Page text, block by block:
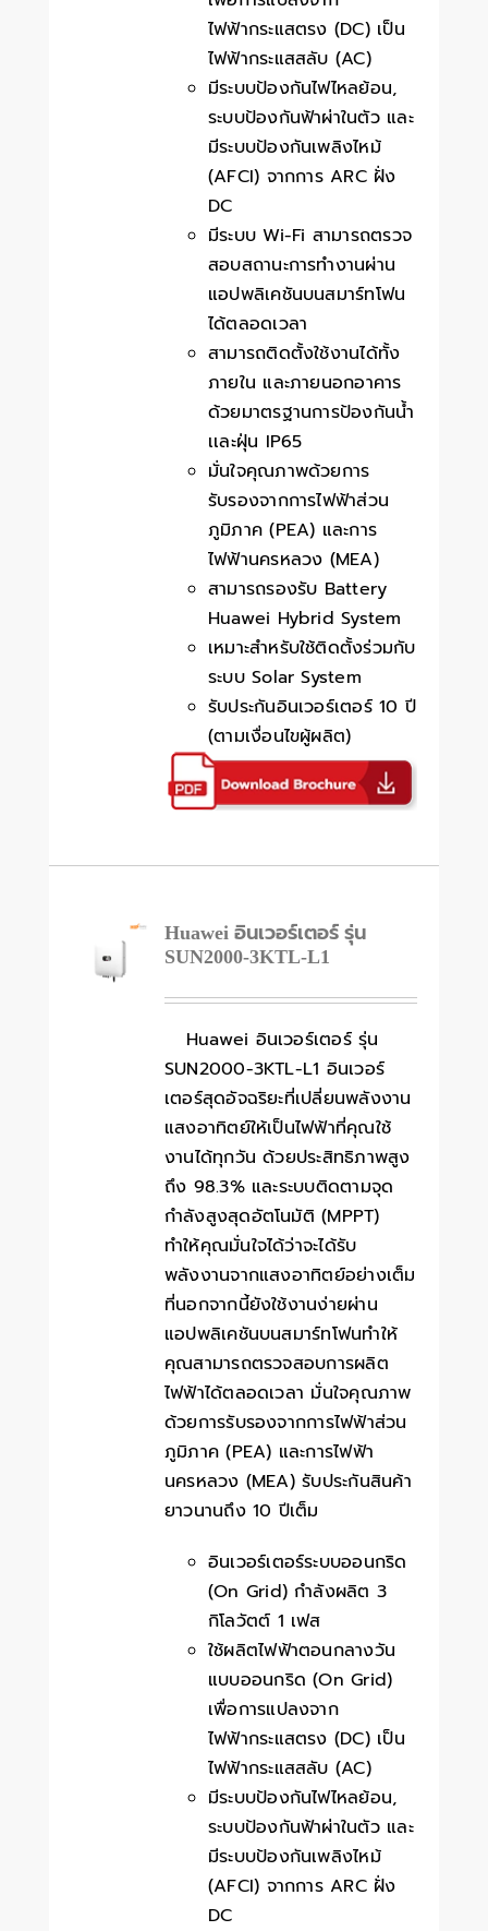
ไฟฟ้ากระแสตรง (DC) เป็น
ไฟฟ้ากระแสสลับ (AC)
มีระบบป้องกันไฟไหลย้อน,
ระบบป้องกันฟ้าผ่าในตัว และ
มีระบบป้องกันเพลิงไหม้
(AFCI) จากการ ARC ฝั่ง
DC
มีระบบ Wi-Fi สามารถตรวจ
สอบสถานะการทำงานผ่าน
แอปพลิเคชันบนสมาร์ทโฟน
ได้ตลอดเวลา
สามารถติดตั้งใช้งานได้ทั้ง
ภายใน และภายนอกอาคาร
ด้วยมาตรฐานการป้องกันน้ำ
เเละฝุ่น IP65
มั่นใจคุณภาพด้วยการ
รับรองจากการไฟฟ้าส่วน
ภูมิภาค (PEA) และการ
ไฟฟ้านครหลวง (MEA)
สามารถรองรับ Battery
Huawei Hybrid System
เหมาะสำหรับใช้ติดตั้งร่วมกับ
ระบบ Solar System
รับประกันอินเวอร์เตอร์ 10 ปี
(ตามเงื่อนไขผู้ผลิต)
Huawei อินเวอร์เตอร์ รุ่น
SUN2000-3KTL-L1
Huawei อินเวอร์เตอร์ รุ่น
SUN2000-3KTL-L1 อินเวอร์
เตอร์สุดอัจฉริยะที่เปลี่ยนพลังงาน
แสงอาทิตย์ให้เป็นไฟฟ้าที่คุณใช้
งานได้ทุกวัน ด้วยประสิทธิภาพสูง
ถึง 98.3% และระบบติดตามจุด
กำลังสูงสุดอัตโนมัติ (MPPT)
ทำให้คุณมั่นใจได้ว่าจะได้รับ
พลังงานจากแสงอาทิตย์อย่างเต็ม
ที่นอกจากนี้ยังใช้งานง่ายผ่าน
แอปพลิเคชันบนสมาร์ทโฟนทำให้
คุณสามารถตรวจสอบการผลิต
ไฟฟ้าได้ตลอดเวลา มั่นใจคุณภาพ
ด้วยการรับรองจากการไฟฟ้าส่วน
ภูมิภาค (PEA) และการไฟฟ้า
นครหลวง (MEA) รับประกันสินค้า
ยาวนานถึง 10 ปีเต็ม
อินเวอร์เตอร์ระบบออนกริด
(On Grid) กำลังผลิต 3
กิโลวัตต์ 1 เฟส
ใช้ผลิตไฟฟ้าตอนกลางวัน
แบบออนกริด (On Grid)
เพื่อการแปลงจาก
ไฟฟ้ากระแสตรง (DC) เป็น
ไฟฟ้ากระแสสลับ (AC)
มีระบบป้องกันไฟไหลย้อน,
ระบบป้องกันฟ้าผ่าในตัว และ
มีระบบป้องกันเพลิงไหม้
(AFCI) จากการ ARC ฝั่ง
DC